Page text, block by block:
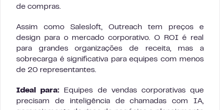
de compras.
Assim como Salesloft, Outreach tem preços e
design para o mercado corporativo. O ROI é real
para grandes organizações de receita, mas a
sobrecarga é significativa para equipes com menos
de 20 representantes.
Ideal para: Equipes de vendas corporativas que
precisam de inteligência de chamadas com IA,